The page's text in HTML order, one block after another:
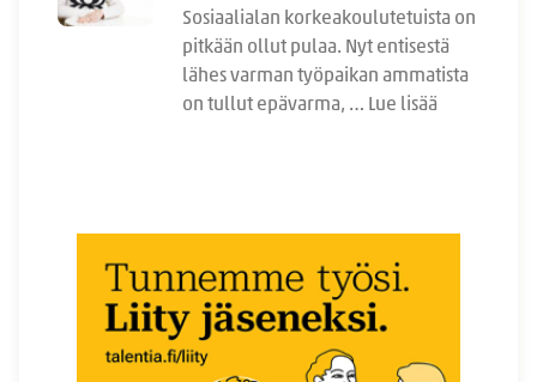
Sosiaalialan korkeakoulutetuista on
pitkään ollut pulaa. Nyt entisestä
lähes varman työpaikan ammatista
on tullut epävarma, … Lue lisää